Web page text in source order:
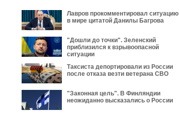
Лавров прокомментировал ситуацию
в мире цитатой Данилы Багрова
"Дошли до точки". Зеленский
приблизился к взрывоопасной
ситуации
Таксиста депортировали из России
после отказа везти ветерана СВО
"Законная цель". В Финляндии
неожиданно высказались о России